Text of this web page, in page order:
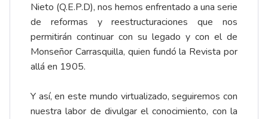
Nieto (Q.E.P.D), nos hemos enfrentado a una serie
de reformas y reestructuraciones que nos
permitirán continuar con su legado y con el de
Monseñor Carrasquilla, quien fundó la Revista por
allá en 1905.
Y así, en este mundo virtualizado, seguiremos con
nuestra labor de divulgar el conocimiento, con la